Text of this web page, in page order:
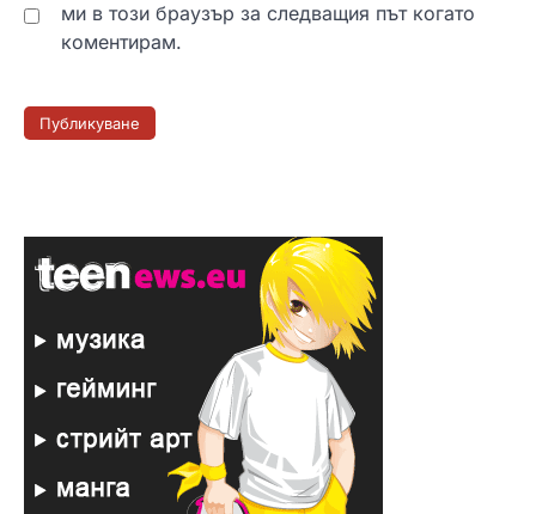
ми в този браузър за следващия път когато
коментирам.